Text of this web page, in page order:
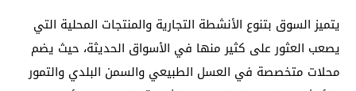
يتميز السوق بتنوع الأنشطة التجارية والمنتجات المحلية التي
يصعب العثور على كثير منها في الأسواق الحديثة، حيث يضم
محلات متخصصة في العسل الطبيعي والسمن البلدي والتمور